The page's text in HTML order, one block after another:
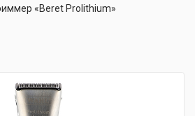
«Beret Prolithium»